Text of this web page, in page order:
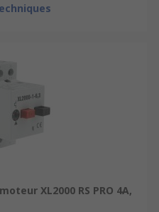
XL2000 RS PRO 4A,